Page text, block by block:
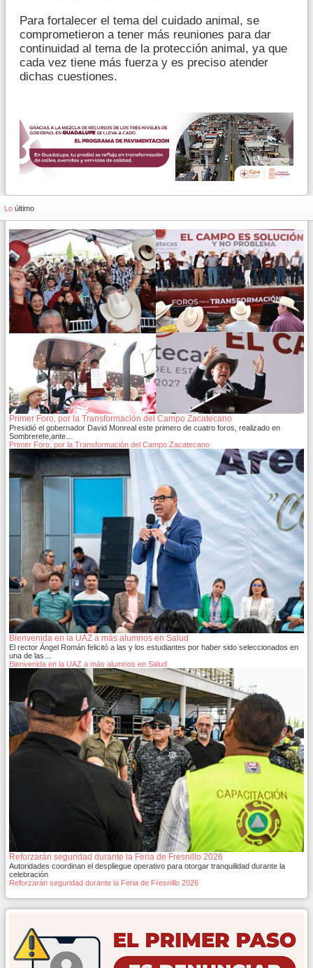
Para fortalecer el tema del cuidado animal, se
comprometieron a tener más reuniones para dar
continuidad al tema de la protección animal, ya que
cada vez tiene más fuerza y es preciso atender
dichas cuestiones.
Lo último
Primer Foro, por la Transformación del Campo Zacatecano
Presidió el gobernador David Monreal este primero de cuatro foros, realizado en
Sombrerete,ante…
Primer Foro, por la Transformación del Campo Zacatecano
Bienvenida en la UAZ a más alumnos en Salud
El rector Ángel Román felicitó a las y los estudiantes por haber sido seleccionados en
una de las…
Bienvenida en la UAZ a más alumnos en Salud
Reforzarán seguridad durante la Feria de Fresnillo 2026
Autoridades coordinan el despliegue operativo para otorgar tranquilidad durante la
celebración
Reforzarán seguridad durante la Feria de Fresnillo 2026